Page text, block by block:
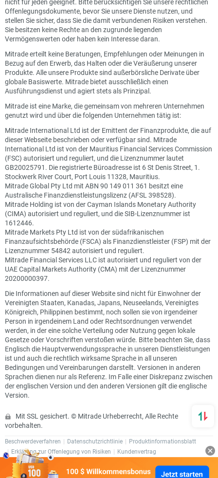
Offenlegungsdokumente, bevor Sie unsere Dienste nutzen, und
stellen Sie sicher, dass Sie die damit verbundenen Risiken verstehen.
Sie besitzen keine Rechte an den zugrunde liegenden
Vermögenswerten oder haben kein Interesse daran.
Mitrade erteilt keine Beratungen, Empfehlungen oder Meinungen in
Bezug auf den Erwerb, das Halten oder die Veräußerung unserer
Produkte. Alle unsere Produkte sind außerbörsliche Derivate über
globale Basiswerte. Mitrade bietet ausschließlich einen
Ausführungsdienst und agiert stets als Prinzipal.
Mitrade ist eine Marke, die gemeinsam von mehreren Unternehmen
genutzt wird und über die folgenden Unternehmen tätig ist:
Mitrade International Ltd ist der Emittent der Finanzprodukte, die auf
dieser Webseite beschrieben oder verfügbar sind. Mitrade
International Ltd ist von der Mauritius Financial Services Commission
(FSC) autorisiert und reguliert, und die Lizenznummer lautet
GB20025791. Die registrierte Büroadresse ist 6 St Denis Street, 1.
Stockwerk River Court, Port Louis 11328, Mauritius.
Mitrade Global Pty Ltd mit ABN 90 149 011 361 besitzt eine
Australische Finanzdienstleistungslizenz (AFSL 398528).
Mitrade Holding ist von der Cayman Islands Monetary Authority
(CIMA) autorisiert und reguliert, und die SIB-Lizenznummer ist
1612446.
Mitrade Markets Pty Ltd ist von der südafrikanischen
Finanzaufsichtsbehörde (FSCA) als Finanzdienstleister (FSP) mit der
Lizenznummer 54842 autorisiert und reguliert.
Mitrade Financial Services LLC ist autorisiert und reguliert von der
UAE Capital Markets Authority (CMA) mit der Lizenznummer
20200000397.
Die Informationen auf dieser Website sind nicht für Einwohner der
Vereinigten Staaten, Kanadas, Japans, Neuseelands, Vereinigtes
Königreich, Philippinen bestimmt, noch sollen sie von irgendeiner
Person in irgendeinem Land oder Rechtsordnungen verwendet
werden, in der eine solche Verteilung oder Nutzung gegen lokale
Gesetze oder Vorschriften verstoßen würde. Bitte beachten Sie, dass
Englisch die Hauptverwendungssprache in unseren Dienstleistungen
ist und auch die rechtlich wirksame Sprache in all unseren
Bedingungen und Vereinbarungen darstellt. Versionen in anderen
Sprachen dienen nur als Referenz. Im Falle einer Diskrepanz zwischen
der englischen Version und den anderen Versionen gilt die englische
Version.
Mit SSL gesichert. © Mitrade Urheberrecht, Alle Rechte
vorbehalten.
Beschwerdeverfahren Datenschutzrichtlinie
Produktinformationsblatt
Erklärung zur Offenlegung von Risiken
Kundenvertrag